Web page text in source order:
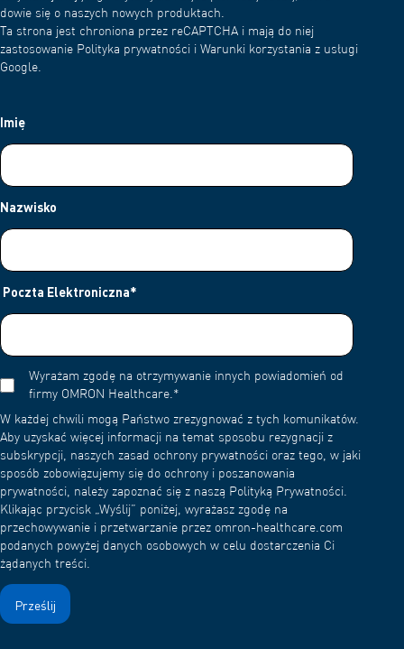
dowie się o naszych nowych produktach.
Ta strona jest chroniona przez reCAPTCHA i mają do niej
zastosowanie Polityka prywatności i Warunki korzystania z usługi
Google.
Imię
Nazwisko
Poczta Elektroniczna*
Wyrażam zgodę na otrzymywanie innych powiadomień od
firmy OMRON Healthcare.*
W każdej chwili mogą Państwo zrezygnować z tych komunikatów.
Aby uzyskać więcej informacji na temat sposobu rezygnacji z
subskrypcji, naszych zasad ochrony prywatności oraz tego, w jaki
sposób zobowiązujemy się do ochrony i poszanowania
prywatności, należy zapoznać się z naszą Polityką Prywatności.
Klikając przycisk „Wyślij” poniżej, wyrażasz zgodę na
przechowywanie i przetwarzanie przez omron-healthcare.com
podanych powyżej danych osobowych w celu dostarczenia Ci
żądanych treści.